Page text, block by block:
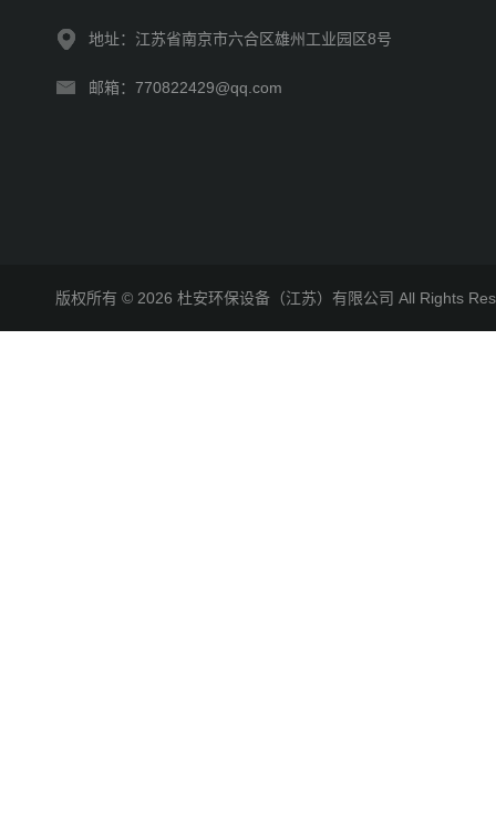
地址：江苏省南京市六合区雄州工业园区8号
邮箱：770822429@qq.com
版权所有 © 2026 杜安环保设备（江苏）有限公司 All Rights